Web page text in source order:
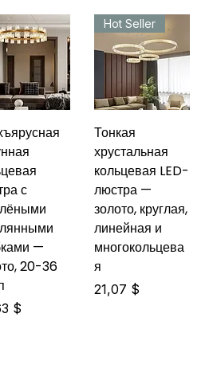
с
—
20-36
$
Hot Seller
Тонкая
хрустальная
кольцевая LED-
люстра —
золото, круглая,
линейная и
многокольцева
я
Цена
21,07 $